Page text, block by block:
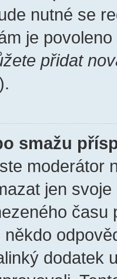
nutné se
je
přidat
smažu
moderátor
jen
někdo
dodatek